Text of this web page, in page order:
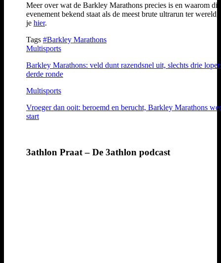
Meer over wat de Barkley Marathons precies is en waarom dit
evenement bekend staat als de meest brute ultrarun ter
je hier.
Tags #Barkley Marathons
Multisports
Barkley Marathons: veld dunt razendsnel uit, slechts drie
derde ronde
Multisports
Vroeger dan ooit: beroemd en berucht, Barkley Marathons
start
3athlon Praat – De 3athlon podcast